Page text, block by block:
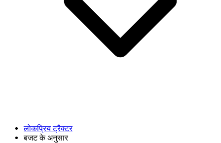
लोकप्रिय ट्रैक्टर
बजट के अनुसार